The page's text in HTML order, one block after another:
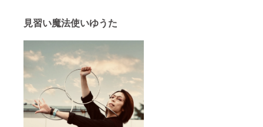
見習い魔法使いゆうた